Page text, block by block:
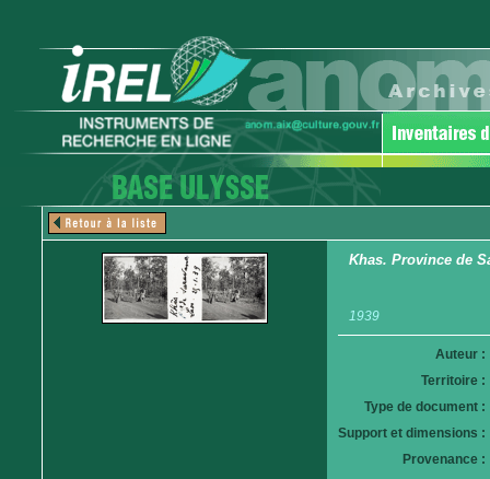
Khas. Province de
1939
Auteur :
Territoire :
Type de document :
Support et dimensions :
Provenance :